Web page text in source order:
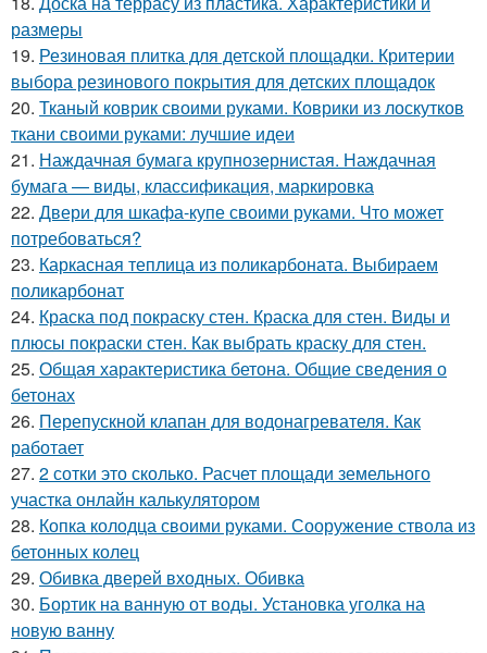
размеры
19. Резиновая плитка для детской площадки. Критерии
выбора резинового покрытия для детских площадок
20. Тканый коврик своими руками. Коврики из лоскутков
ткани своими руками: лучшие идеи
21. Наждачная бумага крупнозернистая. Наждачная
бумага — виды, классификация, маркировка
22. Двери для шкафа-купе своими руками. Что может
потребоваться?
23. Каркасная теплица из поликарбоната. Выбираем
поликарбонат
24. Краска под покраску стен. Краска для стен. Виды и
плюсы покраски стен. Как выбрать краску для стен.
25. Общая характеристика бетона. Общие сведения о
бетонах
26. Перепускной клапан для водонагревателя. Как
работает
27. 2 сотки это сколько. Расчет площади земельного
участка онлайн калькулятором
28. Копка колодца своими руками. Сооружение ствола из
бетонных колец
29. Обивка дверей входных. Обивка
30. Бортик на ванную от воды. Установка уголка на
новую ванну